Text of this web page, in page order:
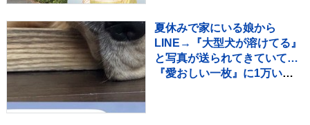
夏休みで家にいる娘から
LINE→『大型犬が溶けてる』
と写真が送られてきていて…
『愛おしい一枚』に1万いい